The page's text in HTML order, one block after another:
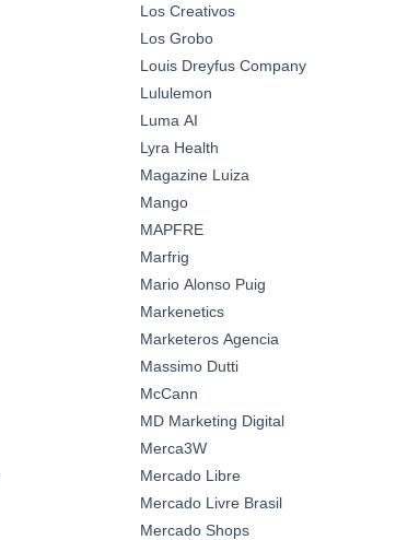
Los Creativos
Los Grobo
Louis Dreyfus Company
Lululemon
Luma AI
Lyra Health
Magazine Luiza
Mango
MAPFRE
Marfrig
Mario Alonso Puig
Markenetics
Marketeros Agencia
Massimo Dutti
McCann
MD Marketing Digital
Merca3W
Mercado Libre
Mercado Livre Brasil
Mercado Shops